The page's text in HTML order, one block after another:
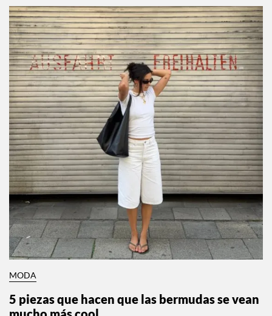
MODA
5 piezas que hacen que las bermudas se vean